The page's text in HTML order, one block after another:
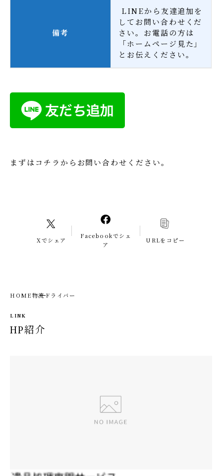
備考
LINEから友達追加を
してお問い合わせくだ
さい。お電話の方は
「ホームページ見た」
とお伝えください。
まずはコチラからお問い合わせください。
Xでシェア
Facebookでシェ
ア
URLをコピー
HOME物流ドライバー
LINK
HP紹介